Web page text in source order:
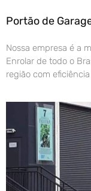
Portão de
Nossa empresa é a
Enrolar de todo o
região com eficiência